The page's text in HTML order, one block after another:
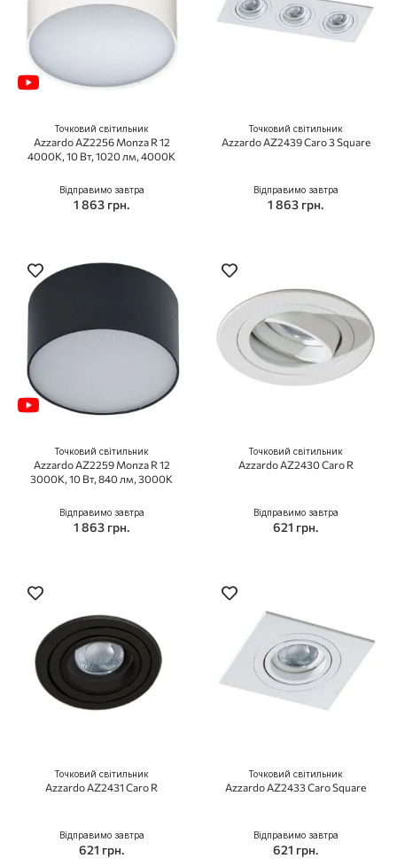
Точковий світильник
Azzardo AZ2256 Monza R 12
4000K, 10 Вт, 1020 лм, 4000K
Відправимо завтра
1 863 грн.
Точковий світильник
Azzardo AZ2439 Caro 3 Square
Відправимо завтра
1 863 грн.
Точковий світильник
Azzardo AZ2259 Monza R 12
3000K, 10 Вт, 840 лм, 3000K
Відправимо завтра
1 863 грн.
Точковий світильник
Azzardo AZ2430 Caro R
Відправимо завтра
621 грн.
Точковий світильник
Azzardo AZ2431 Caro R
Відправимо завтра
621 грн.
Точковий світильник
Azzardo AZ2433 Caro Square
Відправимо завтра
621 грн.